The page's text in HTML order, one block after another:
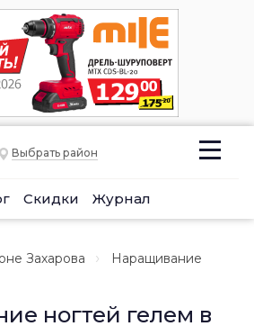
Выбрать район
Скидки Журнал
Захарова
Наращивание
ногтей гелем в